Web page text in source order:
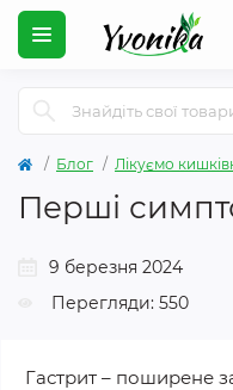
Блог Лікуємо
Перші
9 березня 2024
Перегляди: 550
Гастрит – поширене